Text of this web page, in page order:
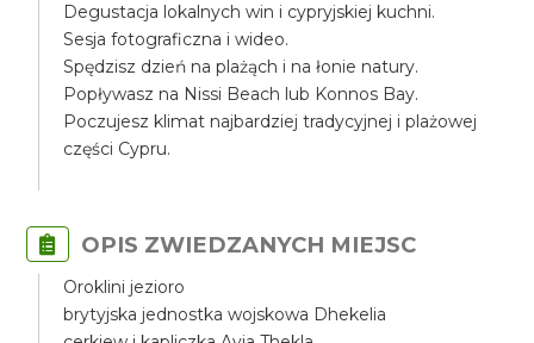
Degustacja lokalnych win i cypryjskiej kuchni.
Sesja fotograficzna i wideo.
Spędzisz dzień na plażąch i na łonie natury.
Popływasz na Nissi Beach lub Konnos Bay.
Poczujesz klimat najbardziej tradycyjnej i plażowej
części Cypru.
OPIS ZWIEDZANYCH MIEJSC
Oroklini jezioro
brytyjska jednostka wojskowa Dhekelia